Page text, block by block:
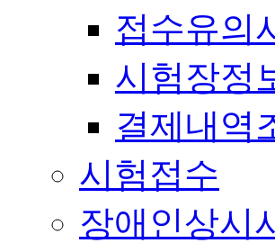
접수유의
시험장정
결제내역
시험접수
장애인상시